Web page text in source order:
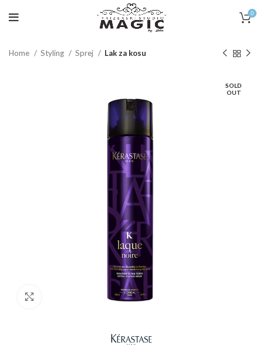
0
Home Styling Sprej Lak za kosu
SOLD
OUT